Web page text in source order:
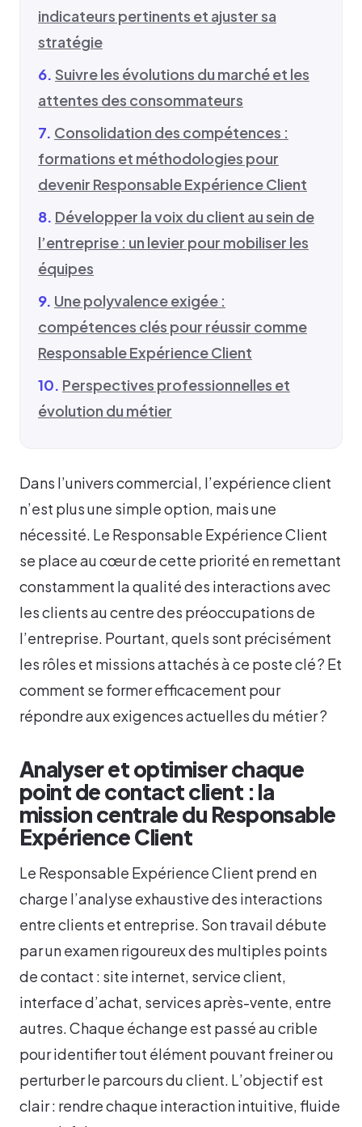
indicateurs pertinents et ajuster sa
stratégie
Suivre les évolutions du marché et les
attentes des consommateurs
Consolidation des compétences :
formations et méthodologies pour
devenir Responsable Expérience Client
Développer la voix du client au sein de
l’entreprise : un levier pour mobiliser les
équipes
Une polyvalence exigée :
compétences clés pour réussir comme
Responsable Expérience Client
Perspectives professionnelles et
évolution du métier
Dans l’univers commercial, l’expérience client
n’est plus une simple option, mais une
nécessité. Le Responsable Expérience Client
se place au cœur de cette priorité en remettant
constamment la qualité des interactions avec
les clients au centre des préoccupations de
l’entreprise. Pourtant, quels sont précisément
les rôles et missions attachés à ce poste clé ? Et
comment se former efficacement pour
répondre aux exigences actuelles du métier ?
Analyser et optimiser chaque
point de contact client : la
mission centrale du Responsable
Expérience Client
Le Responsable Expérience Client prend en
charge l’analyse exhaustive des interactions
entre clients et entreprise. Son travail débute
par un examen rigoureux des multiples points
de contact : site internet, service client,
interface d’achat, services après-vente, entre
autres. Chaque échange est passé au crible
pour identifier tout élément pouvant freiner ou
perturber le parcours du client. L’objectif est
clair : rendre chaque interaction intuitive, fluide